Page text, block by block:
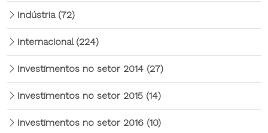
Indústria (72)
Internacional (224)
Investimentos no setor 2014 (27)
Investimentos no setor 2015 (14)
Investimentos no setor 2016 (10)